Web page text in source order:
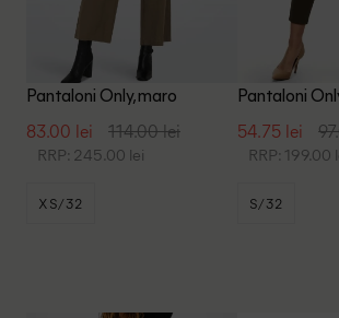
Pantaloni Only, maro
83.00 lei 114.00 lei
RRP: 245.00 lei
XS/32
Pantaloni
54.75 lei
RRP: 199.00
S/32